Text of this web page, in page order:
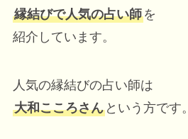
縁結びで人気の占い師を
紹介しています。
人気の縁結びの占い師は
大和こころさんという方です。